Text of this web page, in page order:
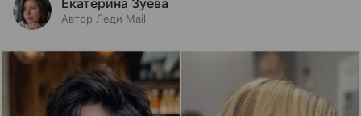
Екатерина Зуева
Автор Леди Mail